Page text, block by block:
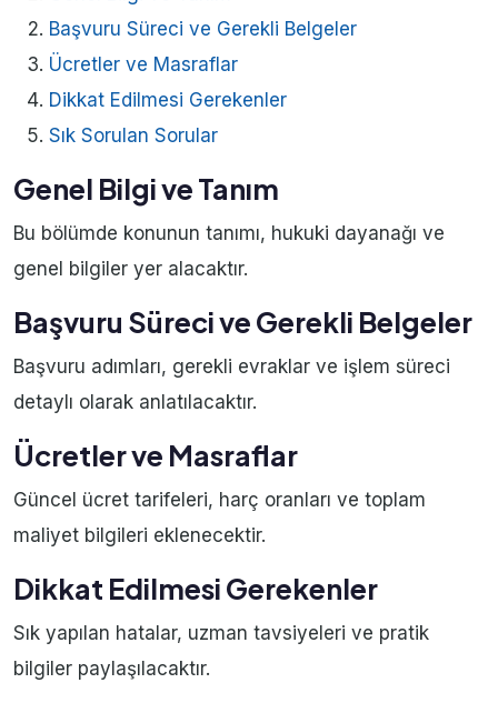
Başvuru Süreci ve Gerekli Belgeler
Ücretler ve Masraflar
Dikkat Edilmesi Gerekenler
Sık Sorulan Sorular
Genel Bilgi ve Tanım
Bu bölümde konunun tanımı, hukuki dayanağı ve
genel bilgiler yer alacaktır.
Başvuru Süreci ve Gerekli Belgeler
Başvuru adımları, gerekli evraklar ve işlem süreci
detaylı olarak anlatılacaktır.
Ücretler ve Masraflar
Güncel ücret tarifeleri, harç oranları ve toplam
maliyet bilgileri eklenecektir.
Dikkat Edilmesi Gerekenler
Sık yapılan hatalar, uzman tavsiyeleri ve pratik
bilgiler paylaşılacaktır.